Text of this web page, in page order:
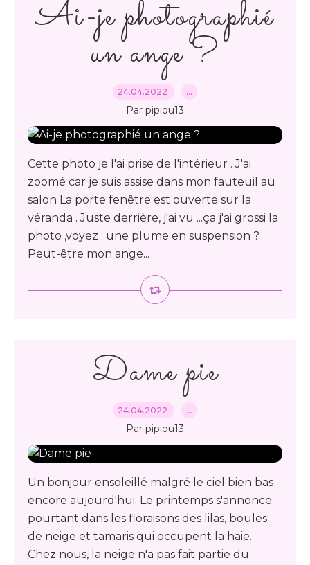
Ai-je photographié
un ange ?
24.04.2022 …
Par pipiou13
Cette photo je l'ai prise de l'intérieur . J'ai
zoomé car je suis assise dans mon fauteuil au
salon La porte fenêtre est ouverte sur la
véranda . Juste derrière, j'ai vu ...ça j'ai grossi la
photo ,voyez : une plume en suspension ?
Peut-être mon ange...
Dame pie
24.04.2022 …
Par pipiou13
Un bonjour ensoleillé malgré le ciel bien bas
encore aujourd'hui. Le printemps s'annonce
pourtant dans les floraisons des lilas, boules
de neige et tamaris qui occupent la haie.
Chez nous, la neige n'a pas fait partie du